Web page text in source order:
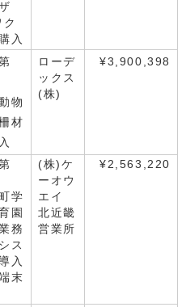
ク
入
物
材
ローデ
ックス
(株)
¥3,900,398
学
園
務
ス
入
末
(株)ケ
ーオウ
エイ
北近畿
営業所
¥2,563,220